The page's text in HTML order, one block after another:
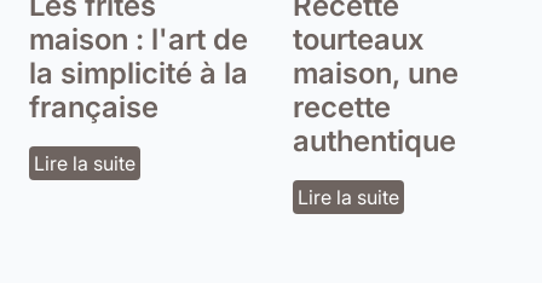
maison : l'art de
la simplicité à la
française
Lire la suite
tourteaux
maison, une
recette
authentique
Lire la suite